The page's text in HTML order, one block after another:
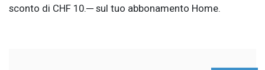
sconto di CHF 10.─ sul tuo abbonamento Home.